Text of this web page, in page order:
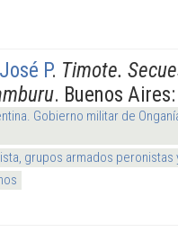
P. Timote.
. Buenos
Gobierno militar de
grupos armados